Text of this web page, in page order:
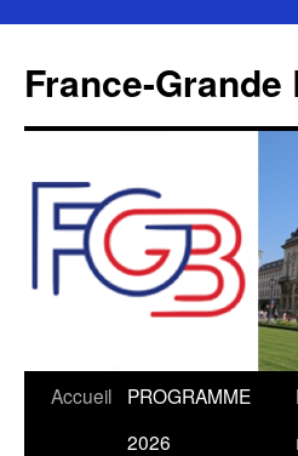
contenu
France-
Accueil
PROGRAMME
2026